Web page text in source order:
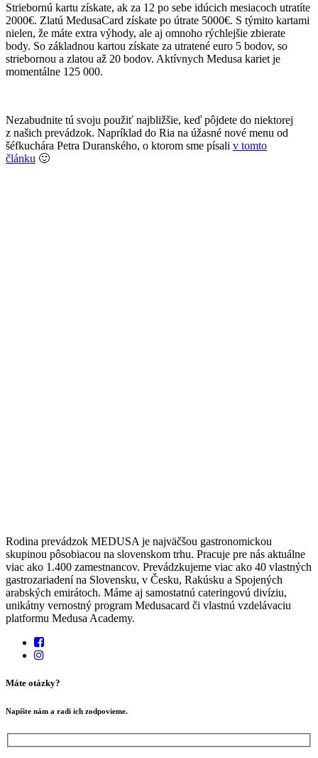
Striebornú kartu získate, ak za 12 po sebe idúcich mesiacoch utratíte
2000€. Zlatú MedusaCard získate po útrate 5000€. S týmito kartami
nielen, že máte extra výhody, ale aj omnoho rýchlejšie zbierate
body. So základnou kartou získate za utratené euro 5 bodov, so
striebornou a zlatou až 20 bodov. Aktívnych Medusa kariet je
momentálne 125 000.
Nezabudnite tú svoju použiť najbližšie, keď pôjdete do niektorej
z našich prevádzok. Napríklad do Ria na úžasné nové menu od
šéfkuchára Petra Duranského, o ktorom sme písali v tomto
článku 🙂
Rodina prevádzok MEDUSA je najväčšou gastronomickou
skupinou pôsobiacou na slovenskom trhu. Pracuje pre nás aktuálne
viac ako 1.400 zamestnancov. Prevádzkujeme viac ako 40 vlastných
gastrozariadení na Slovensku, v Česku, Rakúsku a Spojených
arabských emirátoch. Máme aj samostatnú cateringovú divíziu,
unikátny vernostný program Medusacard či vlastnú vzdelávaciu
platformu Medusa Academy.
Máte otázky?
Napíšte nám a radi ich zodpovieme.